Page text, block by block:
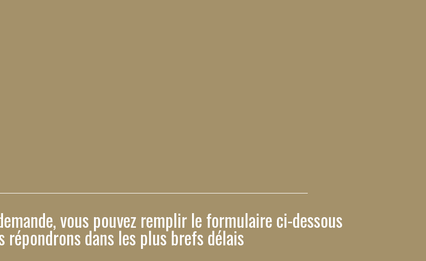
vous pouvez remplir le formulaire ci-dessous
répondrons dans les plus brefs délais